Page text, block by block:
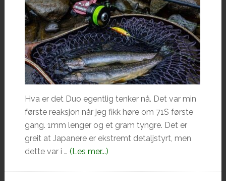
Hva er det Duo egentlig tenker nå. Det var min
første reaksjon når jeg fikk høre om 71S første
gang. 1mm lenger og et gram tyngre. Det er
greit at Japanere er ekstremt detaljstyrt, men
dette var i … (Les mer...)omSPEARHEAD